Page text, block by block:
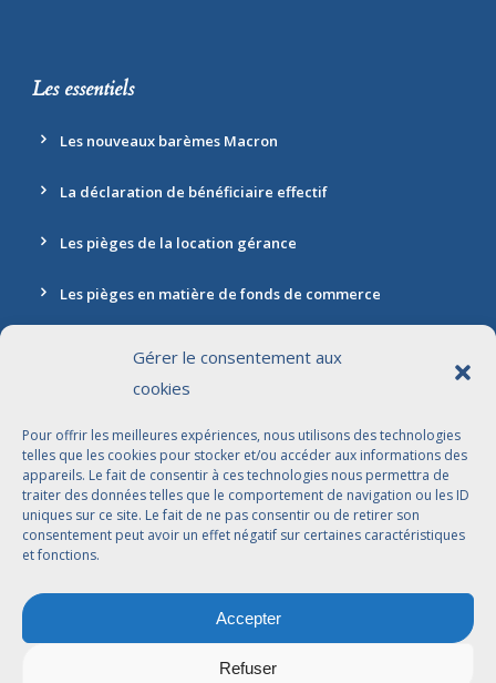
Gérer le consentement aux
cookies
Pour offrir les meilleures expériences, nous utilisons des technologies
telles que les cookies pour stocker et/ou accéder aux informations des
appareils. Le fait de consentir à ces technologies nous permettra de
traiter des données telles que le comportement de navigation ou les ID
uniques sur ce site. Le fait de ne pas consentir ou de retirer son
consentement peut avoir un effet négatif sur certaines caractéristiques
et fonctions.
Accepter
Refuser
Les essentiels
Les nouveaux barèmes Macron
La déclaration de bénéficiaire effectif
Les pièges de la location gérance
Les pièges en matière de fonds de commerce
Adresse: 30 rue Marbeuf, 75008 Paris
01 42 56 96 96
contact@jdbavocats.com
Avocats Associés: